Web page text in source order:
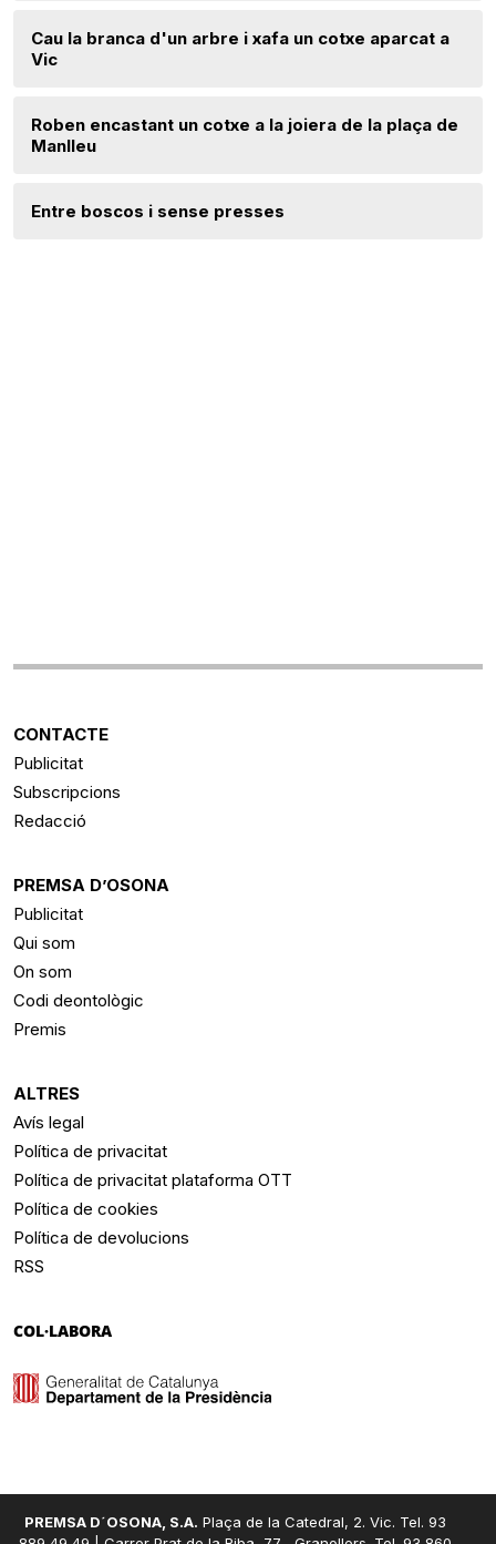
Cau la branca d'un arbre i xafa un cotxe aparcat a
Vic
Roben encastant un cotxe a la joiera de la plaça de
Manlleu
Entre boscos i sense presses
CONTACTE
Publicitat
Subscripcions
Redacció
PREMSA D’OSONA
Publicitat
Qui som
On som
Codi deontològic
Premis
ALTRES
Avís legal
Política de privacitat
Política de privacitat plataforma OTT
Política de cookies
Política de devolucions
RSS
COL·LABORA
PREMSA D´OSONA, S.A. Plaça de la Catedral, 2. Vic. Tel. 93